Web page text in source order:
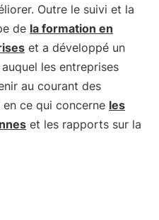
Outre le suivi et la
de la formation en
et a développé un
auquel les entreprises
au courant des
ce qui concerne les
et les rapports sur la